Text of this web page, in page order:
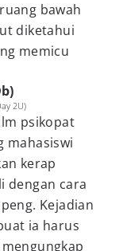
bawah
diketahui
memicu
2U)
psikopat
mahasiswi
kerap
dengan cara
Kejadian
ia harus